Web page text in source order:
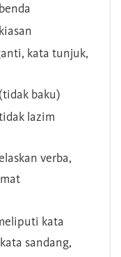
kata tunjuk,
baku)
lazim
verba,
kata
sandang,